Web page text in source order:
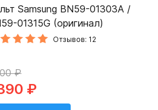
Samsung BN59-01303A /
01315G (оригинал)
Отзывов: 12
₽
₽